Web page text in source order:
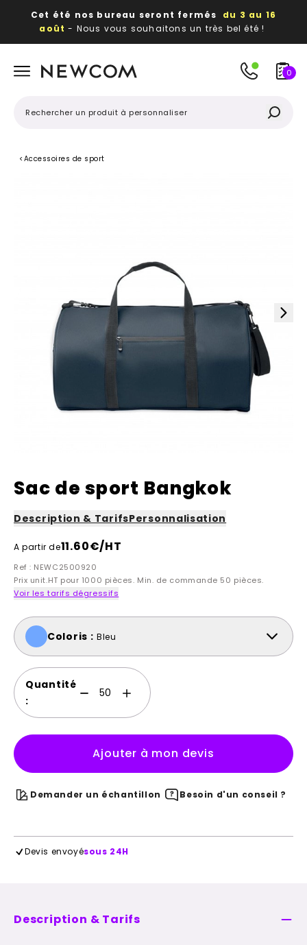
Cet été nos bureau seront fermés du 3 au 16
août - Nous vous souhaitons un très bel été !
publicitaires
0
< Accessoires de sport
Sac de sport Bangkok
Description & TarifsPersonnalisation
A partir de11.60€/HT
Ref : NEWC2500920
Prix unit.HT pour 1000 pièces. Min. de commande 50 pièces.
Voir les tarifs dégressifs
Coloris : Bleu
Quantité
:
Ajouter à mon devis
Demander un échantillon Besoin d'un conseil ?
Devis envoyésous 24H
Description & Tarifs